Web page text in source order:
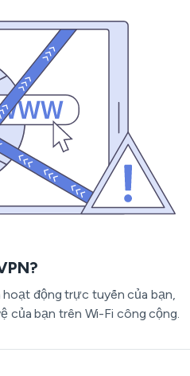
động trực tuyến của bạn,
của bạn trên Wi-Fi công cộng.